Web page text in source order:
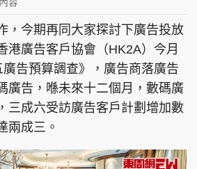
cazbuyer 東Touch
星島頭條
，今期再同大家探討下廣告投放
港廣告客戶協會（HK2A）今月
告預算調查》，廣告商落廣告
廣告，喺未來十二個月，數碼廣
三成六受訪廣告客戶計劃增加數
兩成三。